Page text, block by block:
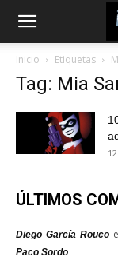
Inicio Etiquetas
Tag: Mia
ÚLTIMOS
Diego García Rouco
Paco Sordo